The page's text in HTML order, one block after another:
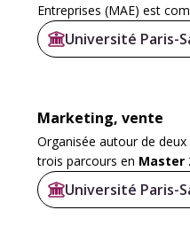
Entreprises (MAE) est
parcours : Management
Management, qualité,
Université Paris-
Marketing, vente
Organisée autour de
trois parcours en Master
besoins des étudiants et
modalités variées
Université Paris-